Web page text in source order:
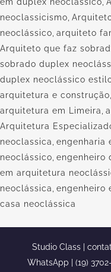
em duplex neoclássico,
neoclassicismo,
neoclássico, arquiteto
Arquiteto que faz
sobrado duplex
duplex neoclássico
arquitetura e construção,
arquitetura em Limeira,
Arquitetura
neoclassica, engenharia
neoclássico, engenheiro
em arquitetura
neoclássica, engenheiro
casa neoclássica
Studio Class |
WhatsApp | (19)